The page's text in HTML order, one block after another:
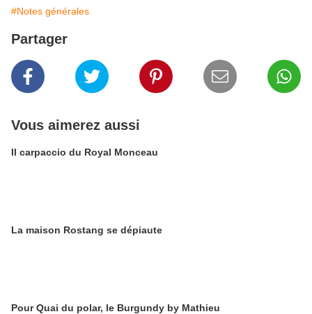
#Notes générales
Partager
Vous aimerez aussi
Il carpaccio du Royal Monceau
La maison Rostang se dépiaute
Pour Quai du polar, le Burgundy by Mathieu